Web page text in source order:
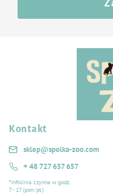
Kontakt
sklep@spolka-zoo.com
+ 48 727 657 657
*Infolinia czynna w godz.
7 - 17 (pon.-pt.)